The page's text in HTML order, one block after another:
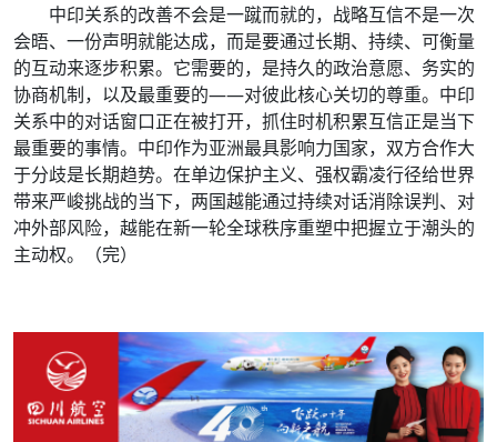
中印关系的改善不会是一蹴而就的，战略互信不是一次
会晤、一份声明就能达成，而是要通过长期、持续、可衡量
的互动来逐步积累。它需要的，是持久的政治意愿、务实的
协商机制，以及最重要的——对彼此核心关切的尊重。中印
关系中的对话窗口正在被打开，抓住时机积累互信正是当下
最重要的事情。中印作为亚洲最具影响力国家，双方合作大
于分歧是长期趋势。在单边保护主义、强权霸凌行径给世界
带来严峻挑战的当下，两国越能通过持续对话消除误判、对
冲外部风险，越能在新一轮全球秩序重塑中把握立于潮头的
主动权。（完）